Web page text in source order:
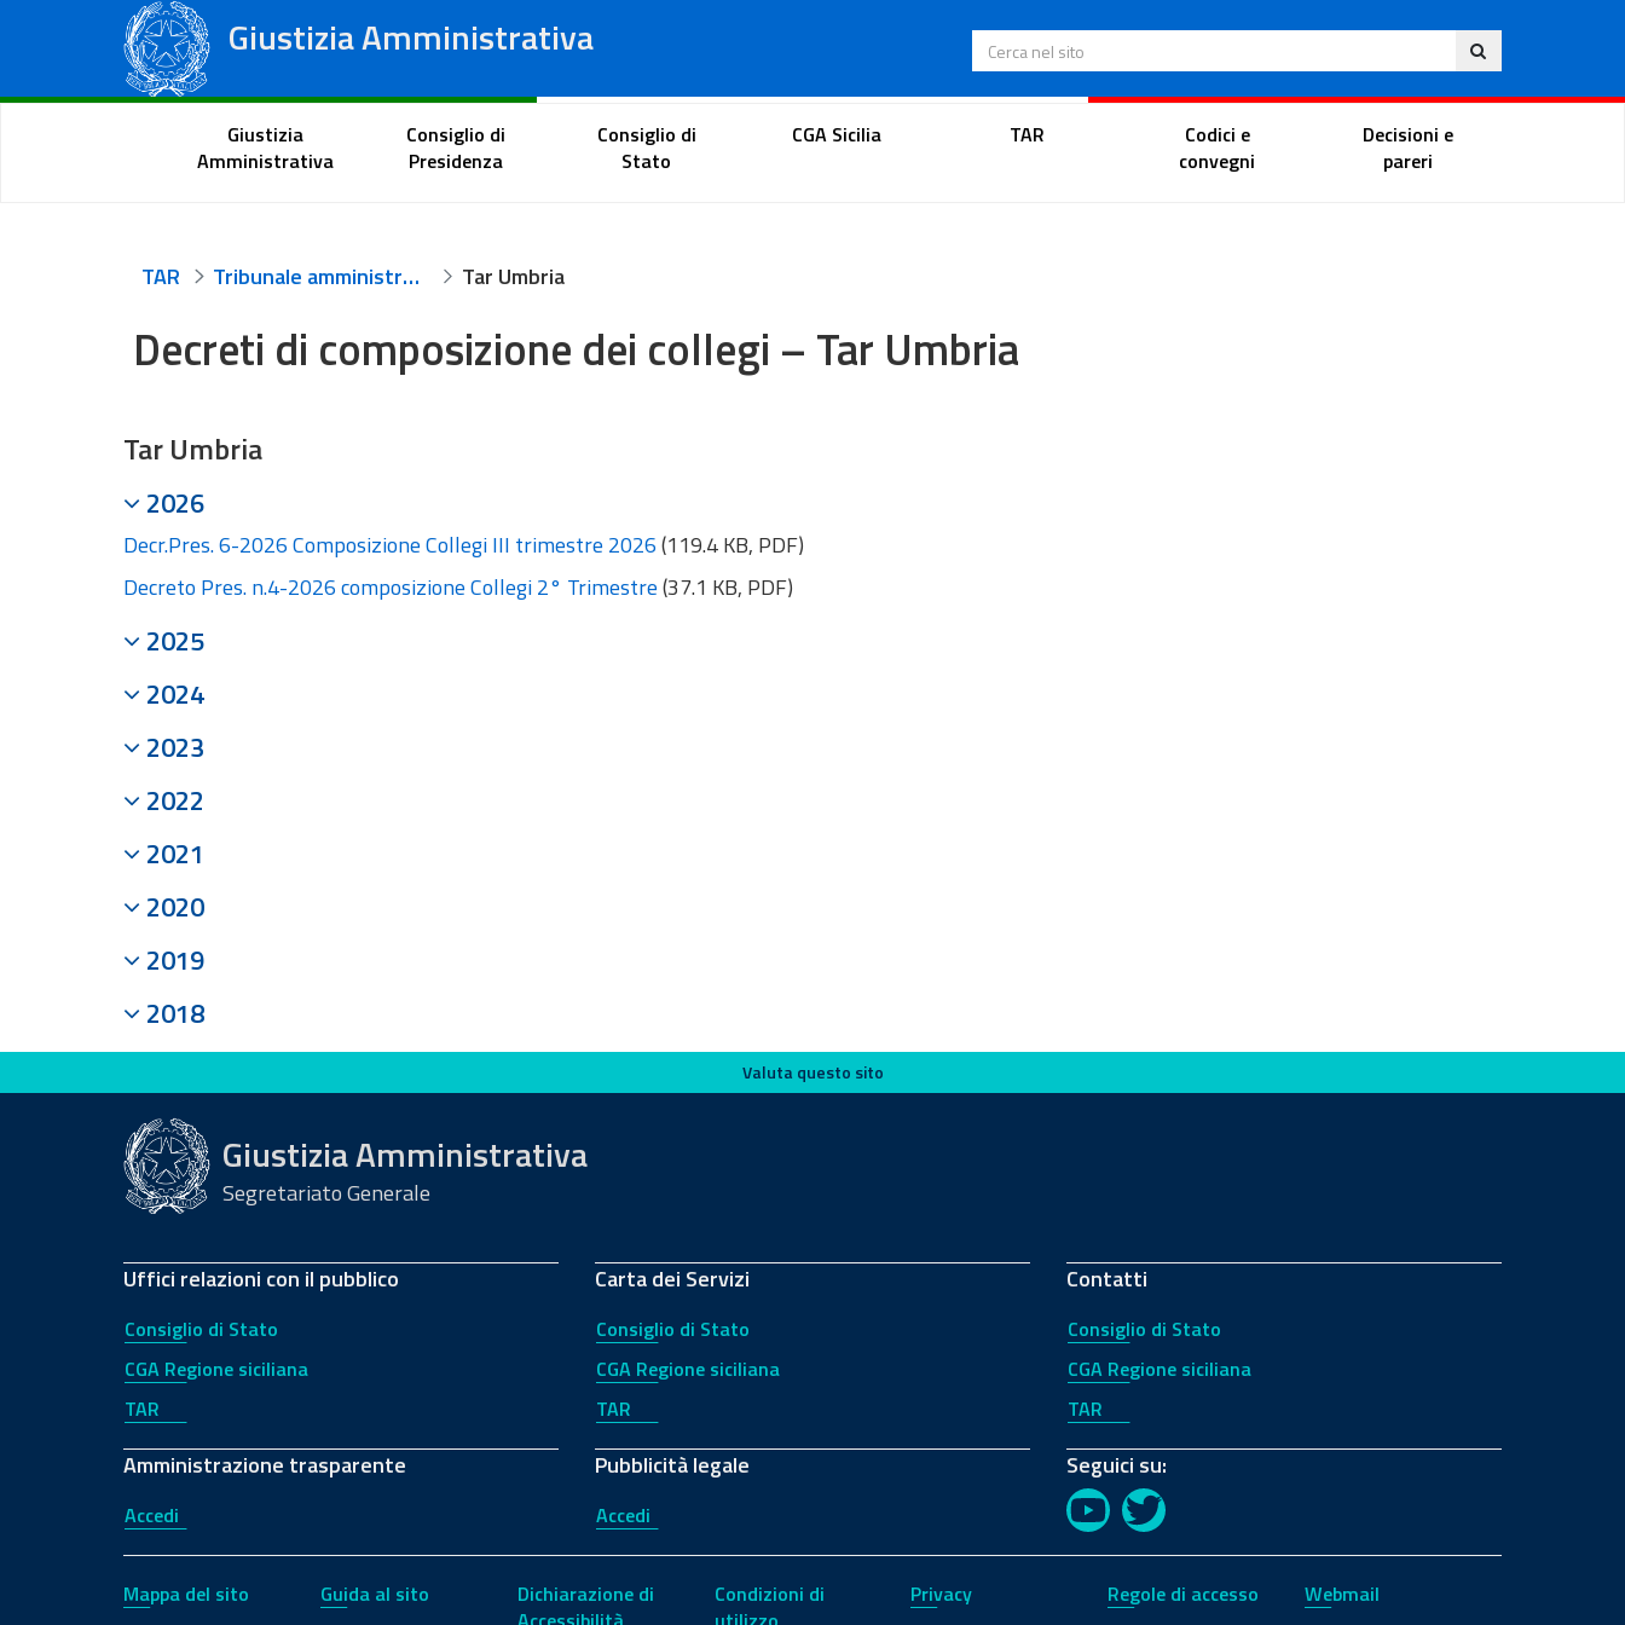
Giustizia Amministrativa
Tribunali Amministrativi Regionali
Ita
Cerca nel sito
Portale del cittadino Portale dell'avvocato Portale del magistrato
Giustizia
Amministrativa
Consiglio di
Presidenza
Consiglio di
Stato
CGA Sicilia TAR
Codici e
convegni
Decisioni e
pareri
TAR Tribunale amministrativo regionale per l'Umbria Tar Umbria
Decreti di composizione dei collegi – Tar Umbria
Tar Umbria
2026
Decr.Pres. 6-2026 Composizione Collegi III trimestre 2026(119.4 KB, PDF)
Decreto Pres. n.4-2026 composizione Collegi 2° Trimestre(37.1 KB, PDF)
2025
2024
2023
2022
2021
2020
2019
2018
Valuta questo sito Valuta questo sito
Giustizia Amministrativa
Segretariato Generale
Uffici relazioni con il pubblico
Consiglio di Stato
CGA Regione siciliana
TAR
Amministrazione trasparente
Accedi
Carta dei Servizi
Consiglio di Stato
CGA Regione siciliana
TAR
Pubblicità legale
Accedi
Contatti
Consiglio di Stato
CGA Regione siciliana
TAR
Seguici su:
YouTubeTwitter
Mappa del sito Guida al sito
Dichiarazione di
Condizioni di
Privacy Regole di accesso Webmail